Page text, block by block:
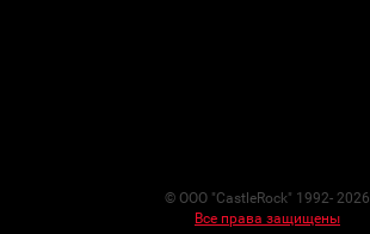
© ООО "CastleRock" 1992- 2026
Все права защищены